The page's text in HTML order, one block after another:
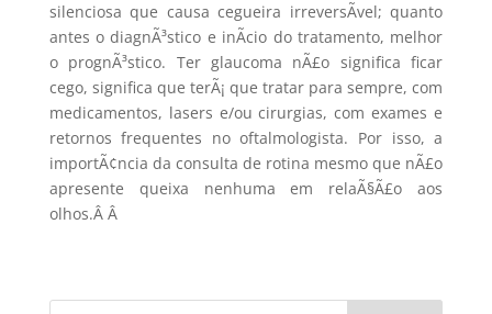
silenciosa que causa cegueira irreversÃ­vel; quanto
antes o diagnÃ³stico e inÃ­cio do tratamento, melhor
o prognÃ³stico. Ter glaucoma nÃ£o significa ficar
cego, significa que terÃ¡ que tratar para sempre, com
medicamentos, lasers e/ou cirurgias, com exames e
retornos frequentes no oftalmologista. Por isso, a
importÃ¢ncia da consulta de rotina mesmo que nÃ£o
apresente queixa nenhuma em relaÃ§Ã£o aos
olhos.Â Â